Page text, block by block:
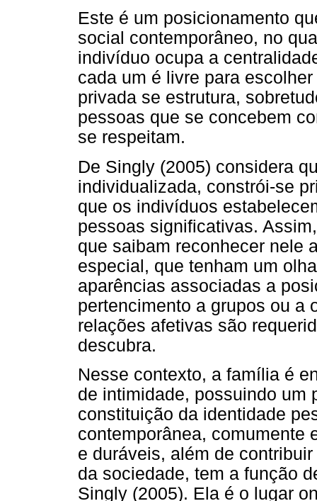
Este é um posicionamento
social contemporâneo, no
indivíduo ocupa a
cada um é livre para
privada se estrutura,
pessoas que se concebem
se respeitam.
De Singly (2005) considera
individualizada, constrói-se
que os indivíduos
pessoas significativas.
que saibam reconhecer nele
especial, que tenham um
aparências associadas a
pertencimento a grupos ou a
relações afetivas são
descubra.
Nesse contexto, a família é
de intimidade, possuindo um
constituição da identidade
contemporânea, comumente
e duráveis, além de
da sociedade, tem a função
Singly (2005). Ela é o lugar